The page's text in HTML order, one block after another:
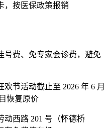
，按医保政策报销
号费、免专家会诊费，避免
欢节活动截止至 2026 年 6 月
恢复原价
动西路 201 号（怀德桥